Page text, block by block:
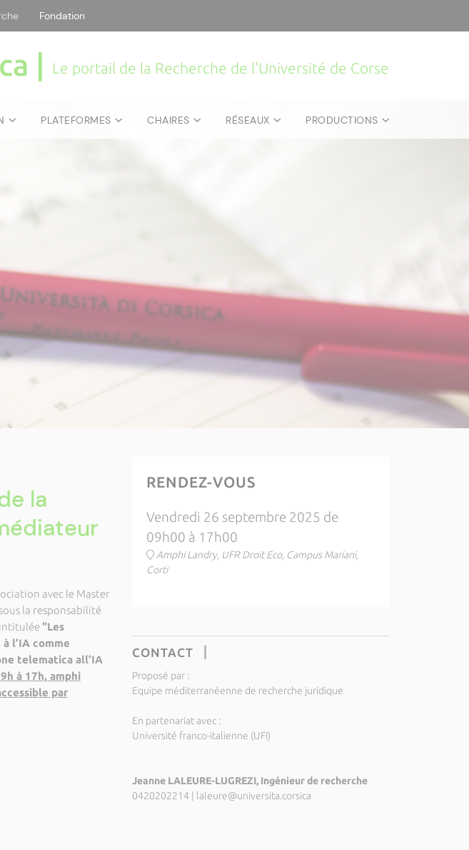
Fondation
| Le portail de la Recherche de l'Université de Corse
PLATEFORMES CHAIRES RÉSEAUX PRODUCTIONS
la
avec le Master
la responsabilité
"Les
l’IA comme
telematica all’IA
à 17h, amphi
par
RENDEZ-VOUS
Vendredi 26 septembre 2025 de
09h00 à 17h00
Amphi Landry, UFR Droit Eco, Campus Mariani,
Corti
CONTACT
Proposé par :
Equipe méditerranéenne de recherche juridique
En partenariat avec :
Université franco-italienne (UFI)
Jeanne LALEURE-LUGREZI, Ingénieur de recherche
0420202214
laleure@universita.corsica